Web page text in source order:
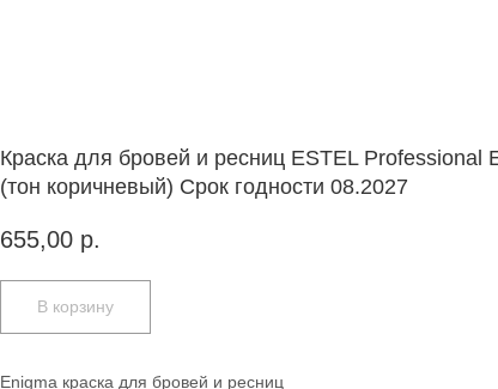
Краска для бровей и ресниц ESTEL Professional
(тон коричневый) Срок годности 08.2027
655,00 р.
В корзину
Enigma краска для бровей и ресниц